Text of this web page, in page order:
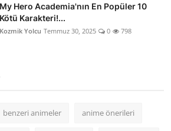
My Hero Academia'nın En Popüler 10
Kötü Karakteri!...
Kozmik Yolcu Temmuz 30, 2025 0 798
benzeri animeler anime önerileri